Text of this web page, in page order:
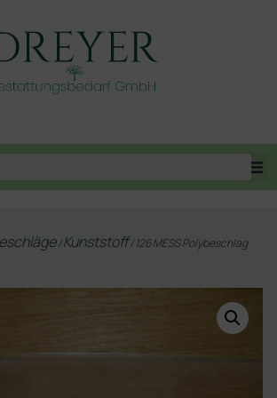
/Kunststoff/ 126 MESS Polybeschlag